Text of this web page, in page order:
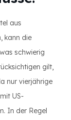
aus
kann die
schwierig
gilt,
nur vierjährige
US-
In der Regel